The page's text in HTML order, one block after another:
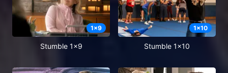
1x9
Stumble 1x9
1x10
Stumble 1x10